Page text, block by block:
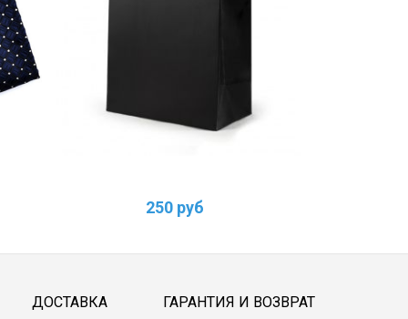
250 руб
ДОСТАВКА ГАРАНТИЯ И ВОЗВРАТ